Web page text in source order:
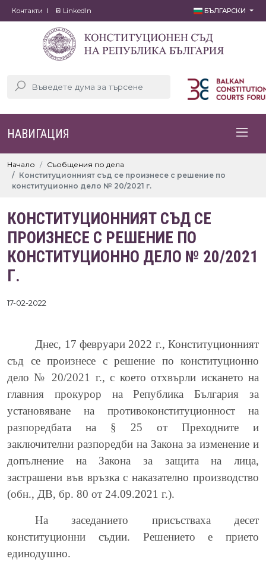
Контакти LinkedIn БЪЛГАРСКИ
НАВИГАЦИЯ
Начало
Съобщения по дела
Конституционният съд се произнесе с решение по
конституционно дело № 20/2021 г.
КОНСТИТУЦИОННИЯТ СЪД СЕ
ПРОИЗНЕСЕ С РЕШЕНИЕ ПО
КОНСТИТУЦИОННО ДЕЛО № 20/2021
Г.
17-02-2022
Днес, 17 февруари 2022 г., Конституционният
съд се произнесе с решение по конституционно
дело № 20/2021 г., с което отхвърли искането на
главния прокурор на Република България за
установяване на противоконституционност на
разпоредбата на § 25 от Преходните и
заключителни разпоредби на Закона за изменение и
допълнение на Закона за защита на лица,
застрашени във връзка с наказателно производство
(обн., ДВ, бр. 80 от 24.09.2021 г.).
На заседанието присъстваха десет
конституционни съдии. Решението е прието
единодушно.